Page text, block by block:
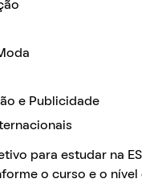
e Publicidade
para estudar na
o curso e o nível